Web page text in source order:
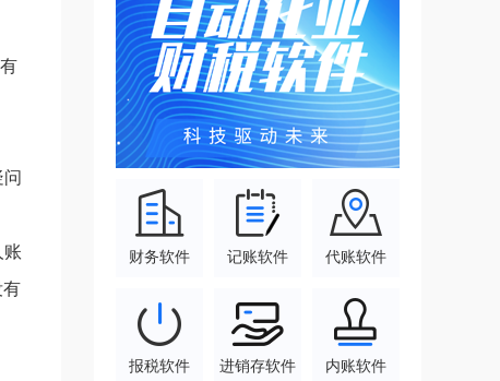
财务软件 记账软件 代账软件
报税软件 进销存软件 内账软件